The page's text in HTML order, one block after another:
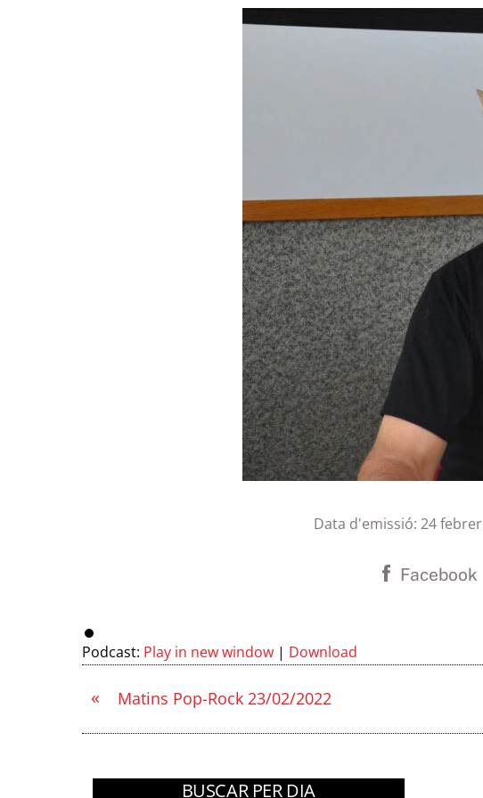
Data d'emissió: 24 febrer
Facebook
Podcast: Play in new window | Download
« Matins Pop-Rock 23/02/2022
BUSCAR PER DIA